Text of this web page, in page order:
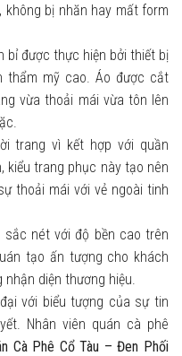
bị nhăn hay mất form
bỉ được thực hiện bởi thiết bị
thẩm mỹ cao. Áo được cắt
vừa thoải mái vừa tôn lên
trang vì kết hợp với quần
kiểu trang phục này tạo nên
thoải mái với vẻ ngoài tinh
nét với độ bền cao trên
tạo ấn tượng cho khách
diện thương hiệu.
với biểu tượng của sự tin
Nhân viên quán cà phê
Cà Phê Cổ Tàu – Đen Phối